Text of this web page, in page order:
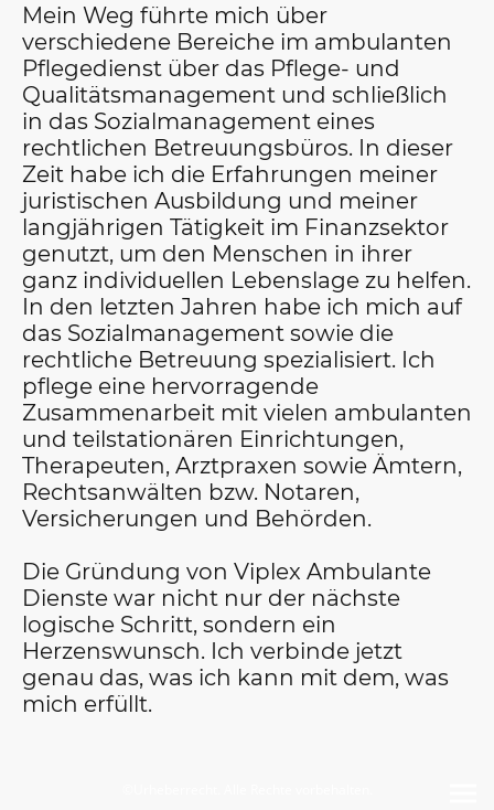
Mein Weg führte mich über
verschiedene Bereiche im ambulanten
Pflegedienst über das Pflege- und
Qualitätsmanagement und schließlich
in das Sozialmanagement eines
rechtlichen Betreuungsbüros. In dieser
Zeit habe ich die Erfahrungen meiner
juristischen Ausbildung und meiner
langjährigen Tätigkeit im Finanzsektor
genutzt, um den Menschen in ihrer
ganz individuellen Lebenslage zu helfen.
In den letzten Jahren habe ich mich auf
das Sozialmanagement sowie die
rechtliche Betreuung spezialisiert. Ich
pflege eine hervorragende
Zusammenarbeit mit vielen ambulanten
und teilstationären Einrichtungen,
Therapeuten, Arztpraxen sowie Ämtern,
Rechtsanwälten bzw. Notaren,
Versicherungen und Behörden.
Die Gründung von Viplex Ambulante
Dienste war nicht nur der nächste
logische Schritt, sondern ein
Herzenswunsch. Ich verbinde jetzt
genau das, was ich kann mit dem, was
mich erfüllt.